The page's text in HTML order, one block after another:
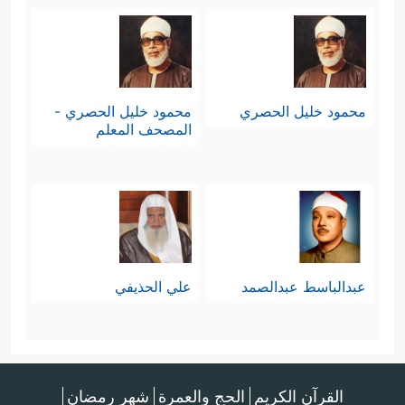
محمود خليل الحصري
محمود خليل الحصري -
المصحف المعلم
عبدالباسط عبدالصمد علي الحذيفي
القرآن الكريم الحج والعمرة شهر رمضان